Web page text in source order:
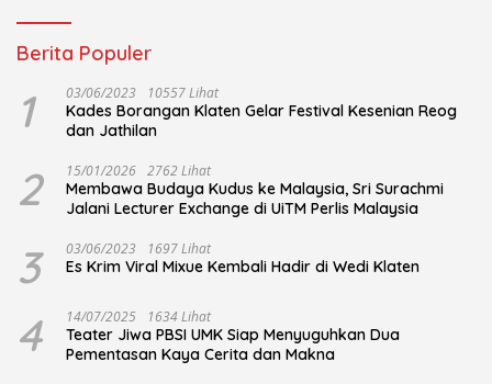
Berita Populer
1 03/06/2023 10557 Lihat
Kades Borangan Klaten Gelar Festival Kesenian Reog
dan Jathilan
2 15/01/2026 2762 Lihat
Membawa Budaya Kudus ke Malaysia, Sri Surachmi
Jalani Lecturer Exchange di UiTM Perlis Malaysia
3 03/06/2023 1697 Lihat
Es Krim Viral Mixue Kembali Hadir di Wedi Klaten
4 14/07/2025 1634 Lihat
Teater Jiwa PBSI UMK Siap Menyuguhkan Dua
Pementasan Kaya Cerita dan Makna